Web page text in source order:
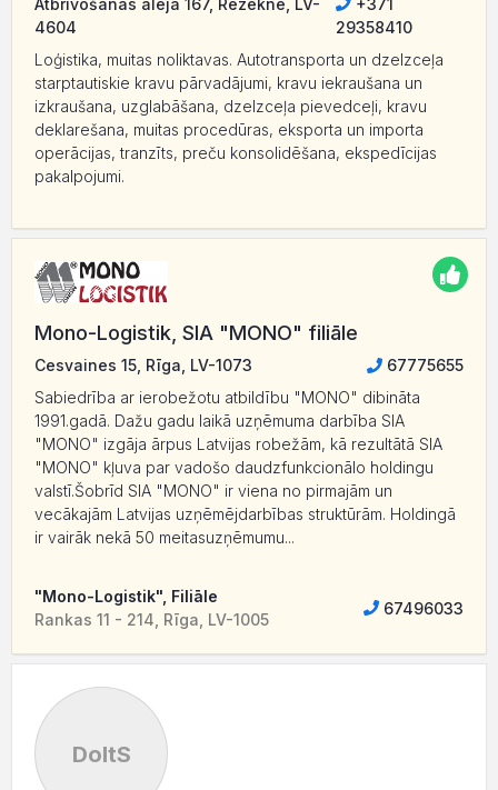
4604
29358410
Loģistika, muitas noliktavas. Autotransporta un dzelzceļa
starptautiskie kravu pārvadājumi, kravu iekraušana un
izkraušana, uzglabāšana, dzelzceļa pievedceļi, kravu
deklarešana, muitas procedūras, eksporta un importa
operācijas, tranzīts, preču konsolidēšana, ekspedīcijas
pakalpojumi.
Mono-Logistik, SIA "MONO" filiāle
Cesvaines 15, Rīga, LV-1073
67775655
Sabiedrība ar ierobežotu atbildību "MONO" dibināta
1991.gadā. Dažu gadu laikā uzņēmuma darbība SIA
"MONO" izgāja ārpus Latvijas robežām, kā rezultātā SIA
"MONO" kļuva par vadošo daudzfunkcionālo holdingu
valstī.Šobrīd SIA "MONO" ir viena no pirmajām un
vecākajām Latvijas uzņēmējdarbības struktūrām. Holdingā
ir vairāk nekā 50 meitasuzņēmumu...
"Mono-Logistik", Filiāle
Rankas 11 - 214, Rīga, LV-1005
67496033
DoItS